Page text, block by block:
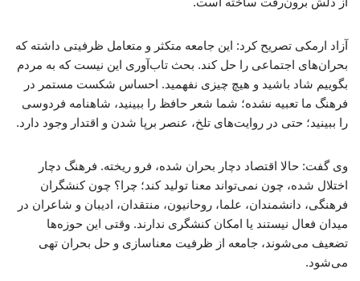
آزاد ارمکی تصریح کرد: این جامعه متکثر و متعامل ظرفیتی داشته که
بحران‌های اجتماعی را حل کند. بحث تاب‌آوری این نیست که به مردم
بگوییم شاد باشید و هیچ چیزی نفهمید. احساس شکست مستمر در
فرهنگ ما تعبیه نشده؛ شما شعر حافظ را ببینید، شاهنامه فردوسی
را ببینید؛ حتی در روایت‌های تلخ، عنصر برپا شدن و اقتدار وجود دارد.
وی گفت: حالا اقتصاد دچار بحران شده، فرو ریخته. فرهنگ دچار
اختلال شده، چون نمی‌تواند معنا تولید کند؛ چرا؟ چون کنشگران
فرهنگی، دانشمندان، علما، روحانیون، منتقدان، ادیبان و شاعران در
میدان فعال نیستند یا امکان کنشگری ندارند. وقتی این حوزه‌ها
تضعیف می‌شوند، جامعه از ظرفیت معناسازی و حل بحران تهی
می‌شود.